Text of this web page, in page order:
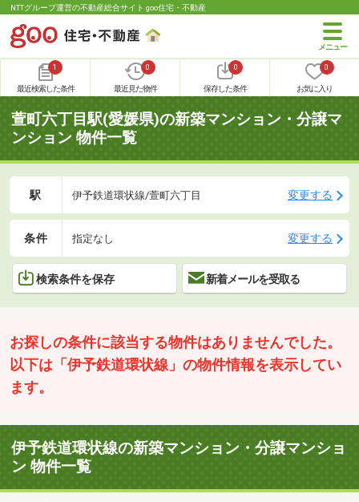
NTTグループ運営の不動産総合サイト goo住宅・不動産
1
最近検索した条件
0
最近見た物件
0
保存した条件
0
お気に入り
萱町六丁目駅(愛媛県)の新築マンション・分譲マ
ンション 物件一覧
駅 伊予鉄道環状線/萱町六丁目 変更する
条件 指定なし 変更する
検索条件を保存 新着メールを受取る
お探しの条件に該当する物件はありませんでした。
以下は「伊予鉄道環状線」の物件情報を表示してい
ます。
伊予鉄道環状線の新築マンション・分譲マンショ
ン 物件一覧